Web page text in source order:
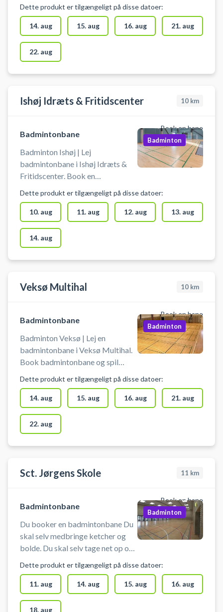
i Smørum Idrætscenter på en af de
mange badmintonbaner. Du finder
gratis parkering foran
idrætscentret i Smørum.
Medbring selv ketcher og bolde. I
skal selv sætte net op.
Dette produkt er tilgængeligt på disse datoer:
14. aug 15. aug 16. aug 21. aug
22. aug
Ishøj Idræts & Fritidscenter 10 km
Book en bane
Badmintonbane
Badminton Ishøj | Lej
badmintonbane i Ishøj Idræts &
Fritidscenter. Book en
i Ishøj på en af badmintonbanerne
i hallerne ved Ishøj Idræts &
Fritidscenter. Medbring selv
badminton ketcher og bolde.
Gratis parkering findes ved hallen.
Badminton
Dette produkt er tilgængeligt på disse datoer:
10. aug 11. aug 12. aug 13. aug
14. aug
Veksø Multihal 10 km
Book en bane
Badmintonbane
Badminton Veksø | Lej en
badmintonbane i Veksø Multihal.
Book badmintonbane og spil
ketcher og bolde. I skal selv sætte
net op og tage det ned igen.
Badminton
Dette produkt er tilgængeligt på disse datoer:
14. aug 15. aug 16. aug 21. aug
22. aug
Sct. Jørgens Skole 11 km
Book en bane
Badmintonbane
Du booker en badmintonbane Du
skal selv medbringe ketcher og
bolde. Du skal selv tage net op og
placeret i rummet, der støder op til
salens langside nederst.
Badminton
Dette produkt er tilgængeligt på disse datoer:
11. aug 14. aug 15. aug 16. aug
18. aug